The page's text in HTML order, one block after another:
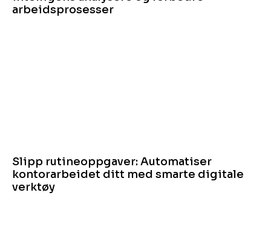
arbeidsprosesser
Slipp rutineoppgaver: Automatiser
kontorarbeidet ditt med smarte digitale
verktøy